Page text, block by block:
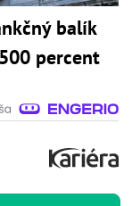
balík
percent